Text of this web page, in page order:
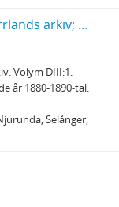
Förste provinsialläkarens i Västernorrlands arkiv; Barnmorskedagböcker
Volym DIII:1.
år 1880-1890-tal.
Selånger,